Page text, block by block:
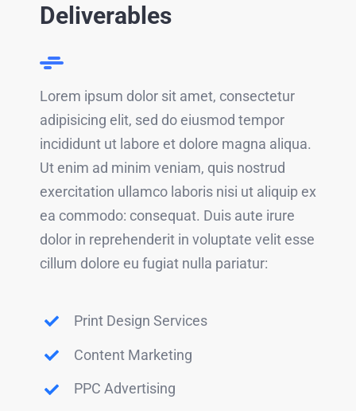
Deliverables
Lorem ipsum dolor sit amet, consectetur
adipisicing elit, sed do eiusmod tempor
incididunt ut labore et dolore magna aliqua.
Ut enim ad minim veniam, quis nostrud
exercitation ullamco laboris nisi ut aliquip ex
ea commodo: consequat. Duis aute irure
dolor in reprehenderit in voluptate velit esse
cillum dolore eu fugiat nulla pariatur:
Print Design Services
Content Marketing
PPC Advertising